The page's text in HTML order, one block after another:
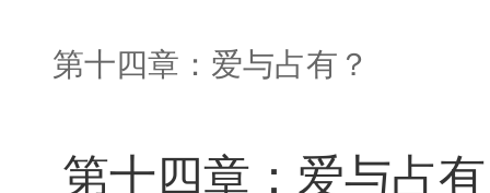
第十四章：爱与占有？
第十四章：爱与占